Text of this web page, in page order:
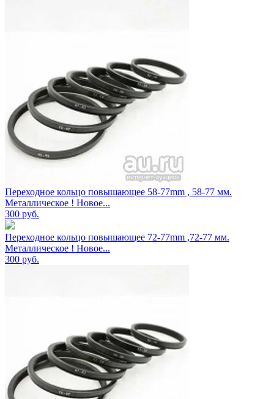
Переходное кольцо повышающее 58-77mm , 58-77 мм.
Металлическое ! Новое...
300 руб.
Переходное кольцо повышающее 72-77mm ,72-77 мм.
Металлическое ! Новое...
300 руб.